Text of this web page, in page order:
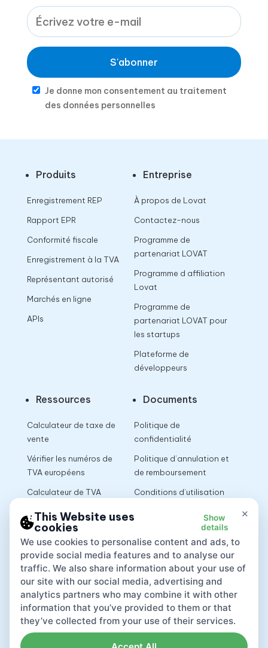
S'abonner
Je donne mon consentement au traitement
des données personnelles
Produits
Enregistrement REP
Rapport EPR
Conformité fiscale
Enregistrement à la TVA
Représentant autorisé
Marchés en ligne
APIs
Entreprise
À propos de Lovat
Contactez-nous
Programme de
partenariat LOVAT
Programme d affiliation
Lovat
Programme de
partenariat LOVAT pour
les startups
Plateforme de
développeurs
Ressources
Calculateur de taxe de
vente
Vérifier les numéros de
TVA européens
Calculateur de TVA
Documents
Politique de
confidentialité
Politique d’annulation et
de remboursement
Conditions d’utilisation
×
This Website uses
cookies
Show
details
We use cookies to personalise content and ads, to
provide social media features and to analyse our
traffic. We also share information about your use of
our site with our social media, advertising and
analytics partners who may combine it with other
information that you’ve provided to them or that
they’ve collected from your use of their services.